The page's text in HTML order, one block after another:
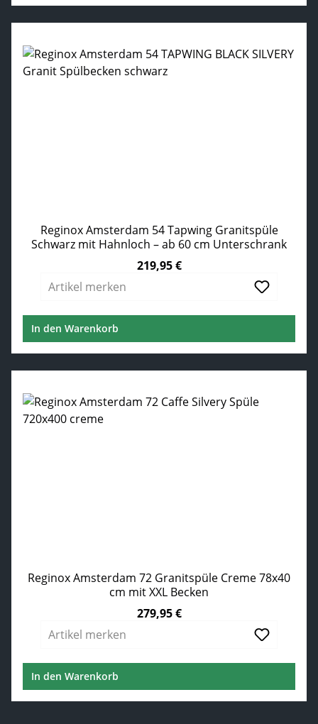
Reginox Amsterdam 54 Tapwing Granitspüle
Schwarz mit Hahnloch – ab 60 cm Unterschrank
219,95 €
Artikel merken
In den Warenkorb
Reginox Amsterdam 72 Granitspüle Creme 78x40
cm mit XXL Becken
279,95 €
Artikel merken
In den Warenkorb